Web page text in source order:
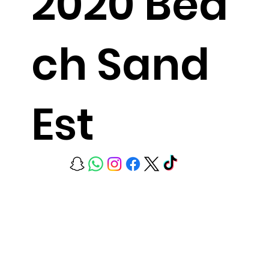
ch Sand
Est